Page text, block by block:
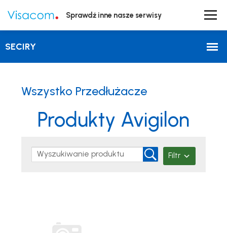
Wszystko Przedłużacze
Produkty Avigilon
Filtr
Sprawdź inne nasze serwisy